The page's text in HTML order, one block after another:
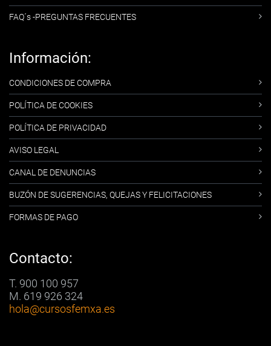
FAQ´s -PREGUNTAS FRECUENTES
Información:
CONDICIONES DE COMPRA
POLÍTICA DE COOKIES
POLÍTICA DE PRIVACIDAD
AVISO LEGAL
CANAL DE DENUNCIAS
BUZÓN DE SUGERENCIAS, QUEJAS Y FELICITACIONES
FORMAS DE PAGO
Contacto:
T. 900 100 957
M. 619 926 324
hola@cursosfemxa.es